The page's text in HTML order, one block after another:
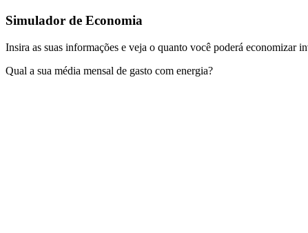
Simulador de Economia
Insira as suas informações e veja o quanto você poderá economizar
Qual a sua média mensal de gasto com energia?